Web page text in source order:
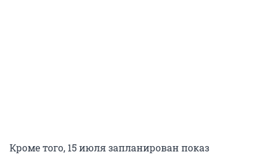
Кроме того, 15 июля запланирован показ